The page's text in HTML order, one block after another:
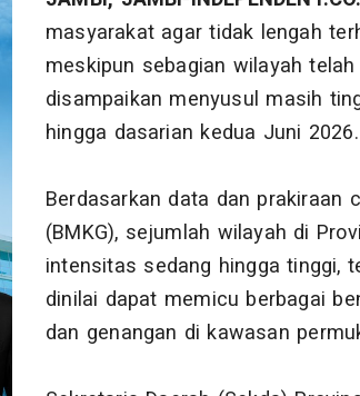
masyarakat agar tidak lengah
meskipun sebagian wilayah
disampaikan menyusul masih
hingga dasarian kedua Juni 2026.
Berdasarkan data dan prakiraan
(BMKG), sejumlah wilayah di
intensitas sedang hingga tinggi,
dinilai dapat memicu berbagai
dan genangan di kawasan